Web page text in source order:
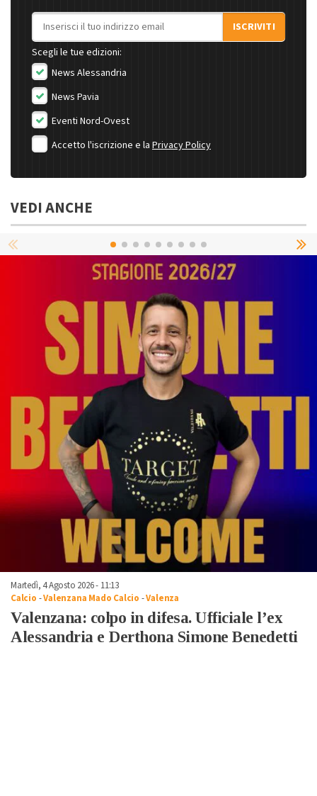
Indirizzo email
ISCRIVITI
Scegli le tue edizioni:
News Alessandria
News Pavia
Eventi Nord-Ovest
Accetto l'iscrizione e la Privacy Policy
VEDI ANCHE
Martedì, 4 Agosto 2026 - 11:13
Calcio -Valenzana Mado Calcio -Valenza
Valenzana: colpo in difesa. Ufficiale l’ex
Alessandria e Derthona Simone Benedetti